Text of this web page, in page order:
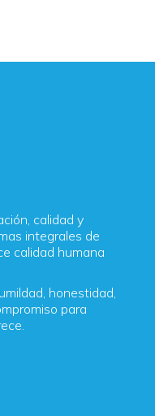
calidad y
integrales de
calidad humana
honestidad,
para